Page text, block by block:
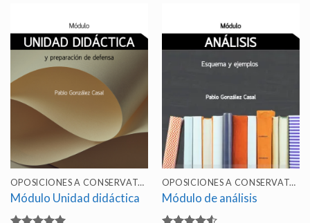
OPOSICIONES A CONSERVATORIO
Módulo Unidad didáctica
OPOSICIONES A CONSERVATORIO
Módulo de análisis